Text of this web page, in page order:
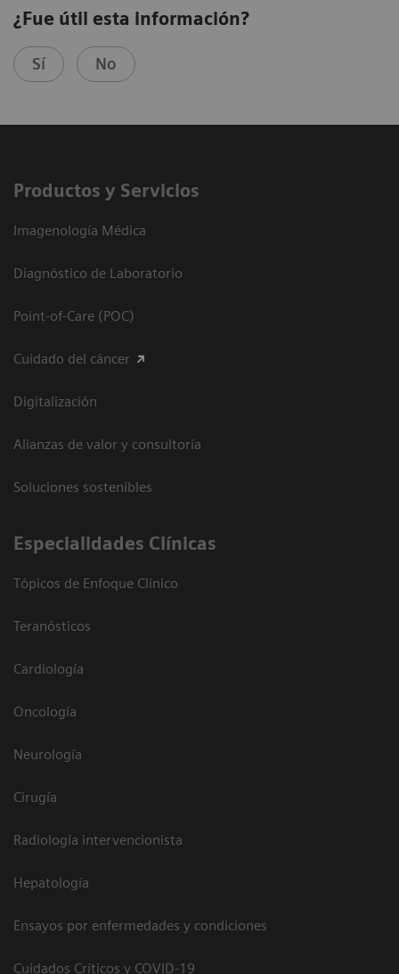
¿Fue útil esta información?
Sí No
Productos y Servicios
Imagenología Médica
Diagnóstico de Laboratorio
Point-of-Care (POC)
Cuidado del cáncer
Digitalización
Alianzas de valor y consultoría
Soluciones sostenibles
Especialidades Clínicas
Tópicos de Enfoque Clínico
Teranósticos
Cardiología
Oncología
Neurología
Cirugía
Radiología intervencionista
Hepatología
Ensayos por enfermedades y condiciones
Cuidados Críticos y COVID-19